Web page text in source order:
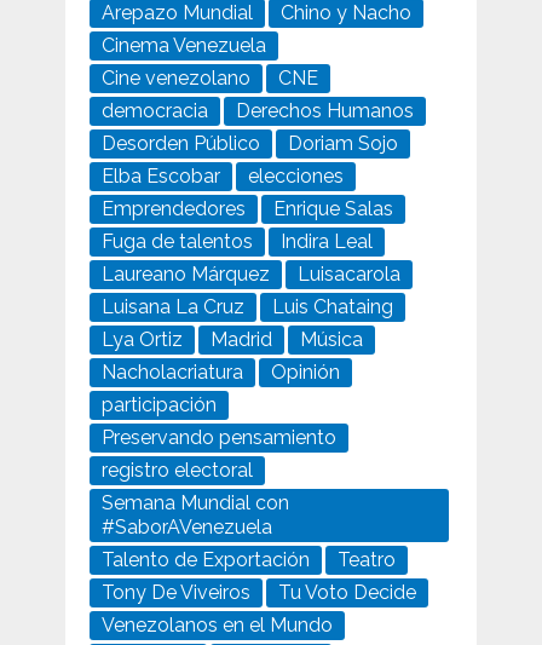
Arepazo Mundial
Chino y Nacho
Cinema Venezuela
Cine venezolano
CNE
democracia
Derechos Humanos
Desorden Público
Doriam Sojo
Elba Escobar
elecciones
Emprendedores
Enrique Salas
Fuga de talentos
Indira Leal
Laureano Márquez
Luisacarola
Luisana La Cruz
Luis Chataing
Lya Ortiz
Madrid
Música
Nacholacriatura
Opinión
participación
Preservando pensamiento
registro electoral
Semana Mundial con
#SaborAVenezuela
Talento de Exportación
Teatro
Tony De Viveiros
Tu Voto Decide
Venezolanos en el Mundo